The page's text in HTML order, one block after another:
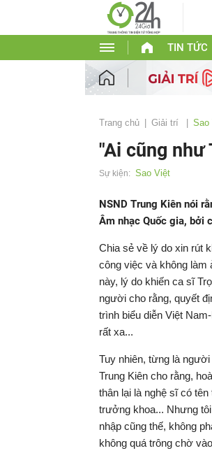
TIN TỨC
Trang chủ Giải trí Sao
"Ai cũng như
Sự kiện: Sao Việt
NSND Trung Kiên nói
Âm nhạc Quốc gia, bởi
Chia sẻ về lý do xin rút
công việc và không làm
này, lý do khiến ca sĩ
người cho rằng, quyết
trình biểu diễn Việt
rất xa...
Tuy nhiên, từng là
Trung Kiên cho rằng,
thân lại là nghệ sĩ có
trưởng khoa... Nhưng
nhập cũng thế, không
không quá trông chờ